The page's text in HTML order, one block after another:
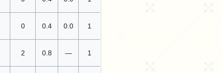
0 0.4 0.0 1
2 0.8 — 1